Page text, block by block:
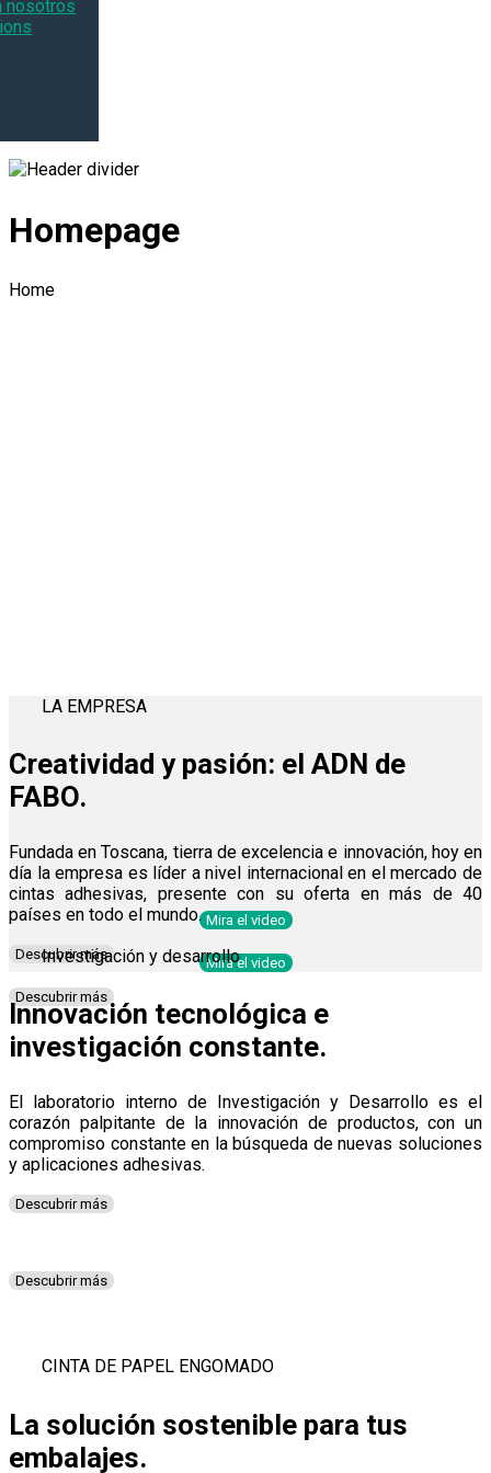
nosotros
Homepage
Home
LA EMPRESA
Creatividad y pasión: el ADN de
FABO.
Fundada en Toscana, tierra de excelencia e innovación, hoy en
día la empresa es líder a nivel internacional en el mercado de
cintas adhesivas, presente con su oferta en más de 40
países en todo el mundo.
Descubrir más
Mira el video
Descubrir más
Mira el video
Descubrir más
Investigación y desarrollo
Innovación tecnológica e
investigación constante.
El laboratorio interno de Investigación y Desarrollo es el
corazón palpitante de la innovación de productos, con un
compromiso constante en la búsqueda de nuevas soluciones
y aplicaciones adhesivas.
Descubrir más
CINTA DE PAPEL ENGOMADO
La solución sostenible para tus
embalajes.